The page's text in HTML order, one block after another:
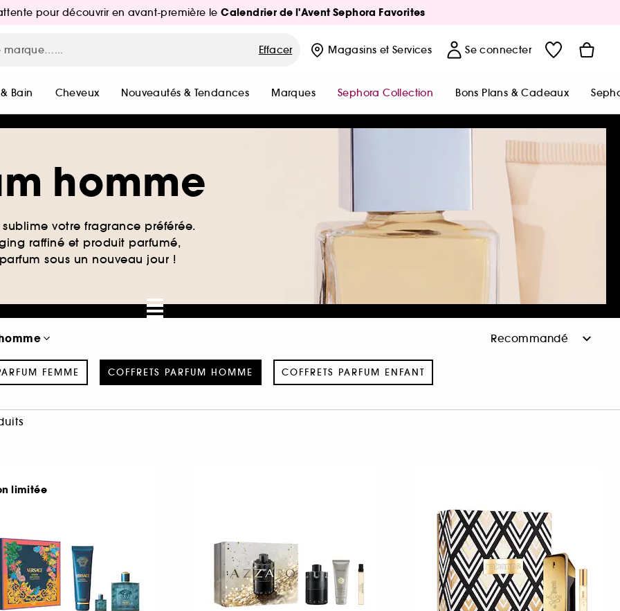
pour découvrir en avant-première leCalendrier de l'Avent Sephora Favorites
Effacer Magasins et Services Se connecter
Bain Cheveux Nouveautés & Tendances Marques Sephora Collection Bons Plans & Cadeaux
homme
votre fragrance préférée.
raffiné et produit parfumé,
sous un nouveau jour !
FEMME COFFRETS PARFUM HOMME COFFRETS PARFUM ENFANT
limitée